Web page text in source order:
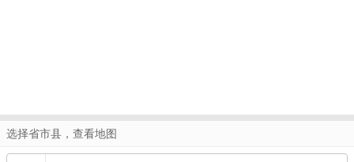
选择省市县，查看地图